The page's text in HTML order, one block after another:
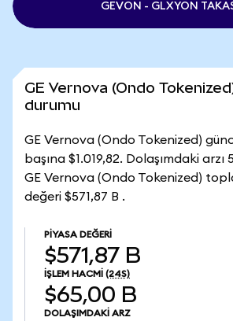
GEVON - GLXYON
GE Vernova (Ondo
durumu
GE Vernova (Ondo Tokenized)
başına $1.019,82. Dolaşımdaki arzı
GE Vernova (Ondo Tokenized)
değeri $571,87 B .
PIYASA DEĞERI
$571,87 B
İŞLEM HACMI (24S)
$65,00 B
DOLAŞIMDAKI ARZ